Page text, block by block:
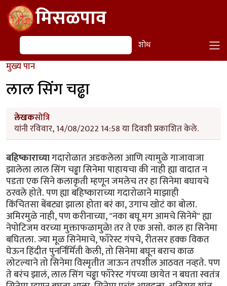
Skip to main contentमिसळपाव
शोध शोध
मुख्य पान
लाल सिंग चढ्ढा
लेखकसोत्रि
यांनी रविवार, 14/08/2022 14:58 या दिवशी प्रकाशित केले.
बहिष्काराच्यागदारोळात अडकलेला आणि त्यामुळे गाजावाजा
झालेला लाल सिंग चढ्ढा सिनेमा पाहायचा की नाही ह्या वादात न
पडता एक सिने कलाकृती म्हणून जमलेच तर हा सिनेमा बघायचे
ठरवले होते. पण ह्या बहिष्काराच्या गदारोळाने माझाही
किंचितसा बेंबट्या झाला होता बरं का, उगाच खोटं का बोला.
अमिरमुळे नाही, पण करीनाच्या, "नका बघू मग आमचे सिनेमे" ह्या
नेपोटिजम वरच्या मुक्ताफळामुळे! तर ते एक असो. काल हा सिनेमा
बघितला. ज्या मूळ सिनेमाचे, फॉरेस्ट गंपचे, रीतसर हक्क विकत
घेऊन हिंदीत पुनर्निर्मिती केली, तो सिनेमा बघून बराच काळ
लोटल्याने तो सिनेमा विस्मृतीत जाऊन तपशील आठवत नव्हते. पण
ते बरंच झालं, लाल सिंग चढ्ढा फॉरेस्ट गंपच्या छायेत न बघता स्वतंत्र